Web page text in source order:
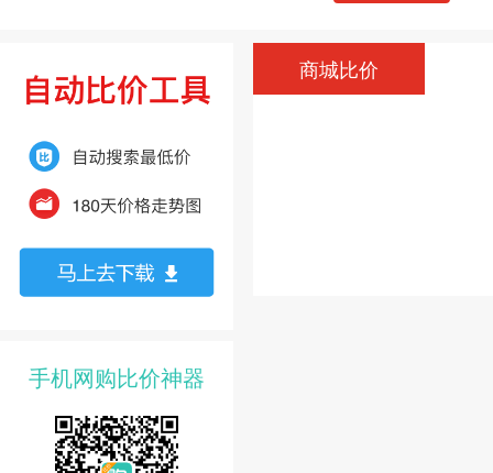
手机网购比价神器
商城比价